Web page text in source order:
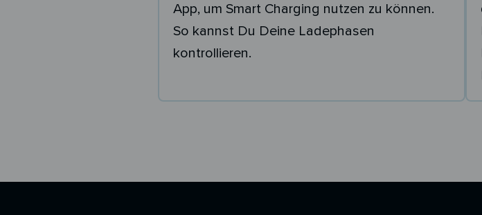
App, um Smart Charging nutzen zu können.
So kannst Du Deine Ladephasen
kontrollieren.